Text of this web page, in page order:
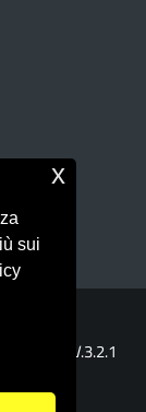
V.3.2.1
sui
x